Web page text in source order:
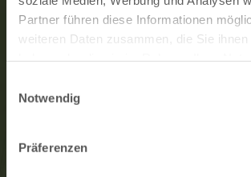
Partner führen diese Informationen
weiteren Daten zusammen, die Sie
Notwendig
Präferenzen